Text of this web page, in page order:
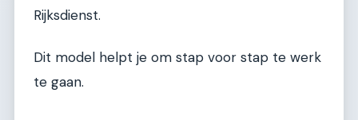
Rijksdienst.
Dit model helpt je om stap voor stap te werk
te gaan.